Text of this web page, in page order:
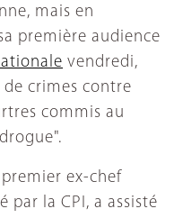
mais en
première audience
vendredi,
crimes contre
commis au
ex-chef
par la CPI, a assisté